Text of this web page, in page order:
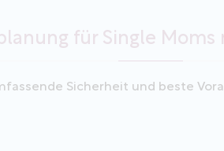
für Single Moms
Sicherheit und beste